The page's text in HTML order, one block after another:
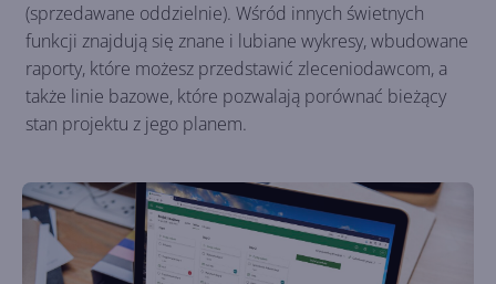
(sprzedawane oddzielnie). Wśród innych świetnych
funkcji znajdują się znane i lubiane wykresy, wbudowane
raporty, które możesz przedstawić zleceniodawcom, a
także linie bazowe, które pozwalają porównać bieżący
stan projektu z jego planem.